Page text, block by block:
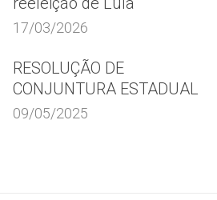
17/03/2026
RESOLUÇÃO DE
CONJUNTURA ESTADUAL
09/05/2025